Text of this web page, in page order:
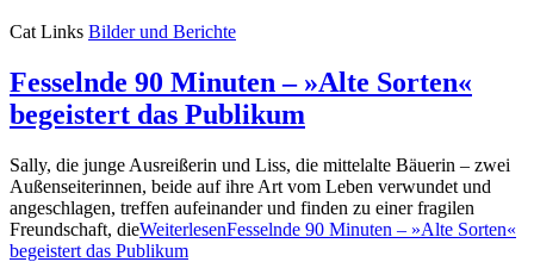
Cat Links Bilder und Berichte
Fesselnde 90 Minuten – »Alte Sorten«
begeistert das Publikum
Sally, die junge Ausreißerin und Liss, die mittelalte Bäuerin – zwei
Außenseiterinnen, beide auf ihre Art vom Leben verwundet und
angeschlagen, treffen aufeinander und finden zu einer fragilen
Freundschaft, dieWeiterlesenFesselnde 90 Minuten – »Alte Sorten«
begeistert das Publikum